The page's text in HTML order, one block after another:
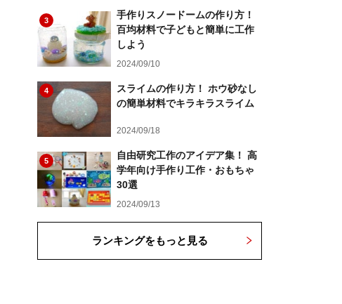
3
手作りスノードームの作り方！
百均材料で子どもと簡単に工作
しよう
2024/09/10
4
スライムの作り方！ ホウ砂なし
の簡単材料でキラキラスライム
2024/09/18
5
自由研究工作のアイデア集！ 高
学年向け手作り工作・おもちゃ
30選
2024/09/13
ランキングをもっと見る